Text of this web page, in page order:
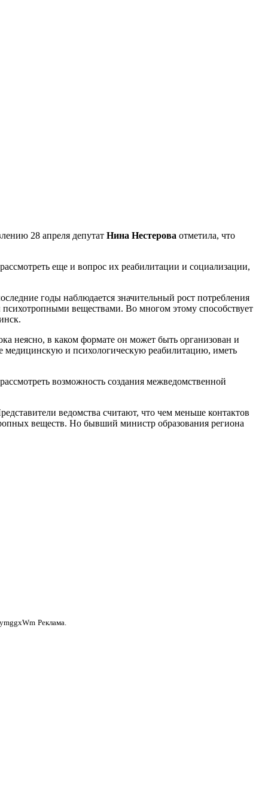
28 апреля депутат Нина Нестерова отметила, что
еще и вопрос их реабилитации и социализации,
годы наблюдается значительный рост потребления
веществами. Во многом этому способствует
неясно, в каком формате он может быть организован и
медицинскую и психологическую реабилитацию, иметь
возможность создания межведомственной
ведомства считают, что чем меньше контактов
веществ. Но бывший министр образования региона
Реклама.